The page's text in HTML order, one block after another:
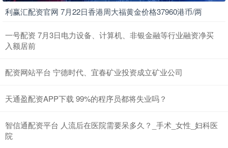
利赢汇配资官网 7月22日香港周大福黄金价格37960港币/两
一号配资 7月3日电力设备、计算机、非银金融等行业融资净买
入额居前
配资网站平台 宁德时代、宜春矿业投资成立矿业公司
天通盈配资APP下载 99%的程序员都将失业吗？
智信通配资平台 人流后在医院需要呆多久？_手术_女性_妇科医
院